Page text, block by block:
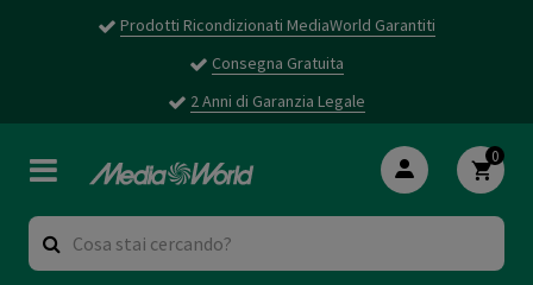
Prodotti Ricondizionati MediaWorld Garantiti
Consegna Gratuita
2 Anni di Garanzia Legale
0